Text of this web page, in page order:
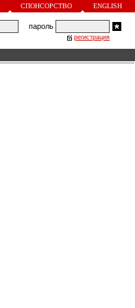
СПОНСОРСТВО ENGLISH
пароль
регистрация